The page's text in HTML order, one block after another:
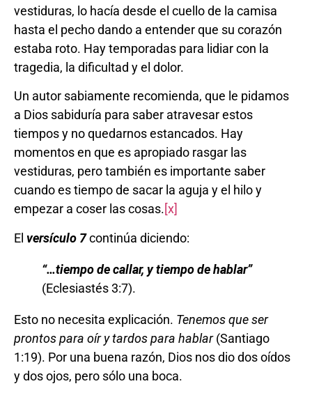
vestiduras, lo hacía desde el cuello de la camisa
hasta el pecho dando a entender que su corazón
estaba roto. Hay temporadas para lidiar con la
tragedia, la dificultad y el dolor.
Un autor sabiamente recomienda, que le pidamos
a Dios sabiduría para saber atravesar estos
tiempos y no quedarnos estancados. Hay
momentos en que es apropiado rasgar las
vestiduras, pero también es importante saber
cuando es tiempo de sacar la aguja y el hilo y
empezar a coser las cosas.[x]
El versículo 7continúa diciendo:
“…tiempo de callar, y tiempo de hablar”
(Eclesiastés 3:7).
Esto no necesita explicación. Tenemos que ser
prontos para oír y tardos para hablar(Santiago
1:19). Por una buena razón, Dios nos dio dos oídos
y dos ojos, pero sólo una boca.